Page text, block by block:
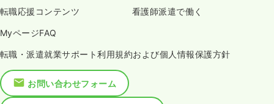
転職応援コンテンツ 看護師派遣で働く
MyページFAQ
転職・派遣就業サポート利用規約および個人情報保護方針
お問い合わせフォーム